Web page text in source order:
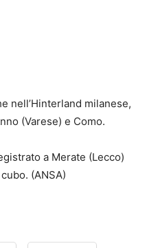
nell’Hinterland milanese,
(Varese) e Como.
a Merate (Lecco)
(ANSA)